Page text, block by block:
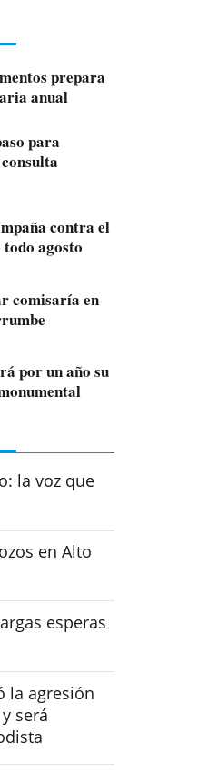
prepara
anual
para
contra el
agosto
comisaría en
por un año su
la voz que
en Alto
esperas
la agresión
será